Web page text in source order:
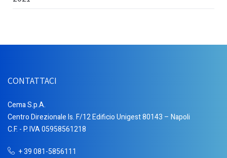
CONTATTACI
Cema S.p.A.
Centro Direzionale Is. F/12 Edificio Unigest 80143 – Napoli
C.F. - P. IVA 05958561218
+ 39 081-5856111